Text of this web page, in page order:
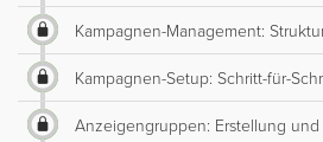
Kampagnen-Management:
Kampagnen-Setup: Schritt-für-
Anzeigengruppen: Erstellung und